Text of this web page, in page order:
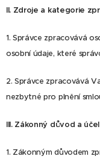
II. Zdroje a kategorie
1. Správce zpracovává
osobní údaje, které
2. Správce zpracovává
nezbytné pro plnění
III. Zákonný důvod a
1. Zákonným důvodem